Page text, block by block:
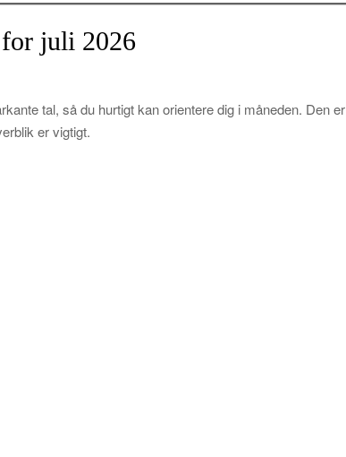
for juli 2026
tal, så du hurtigt kan orientere dig i måneden. Den er
er vigtigt.